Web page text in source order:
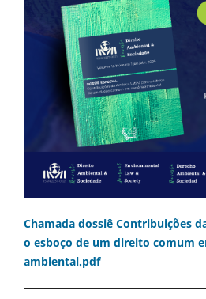
Chamada dossiê Contribuições
o esboço de um direito comum
ambiental.pdf